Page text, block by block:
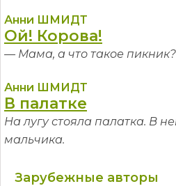
Анни ШМИДТ
Ой! Корова!
— Мама, а что такое
Анни ШМИДТ
В палатке
На лугу стояла палатка. В
мальчика.
Зарубежные авторы